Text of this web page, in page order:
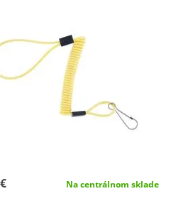
Na centrálnom sklade